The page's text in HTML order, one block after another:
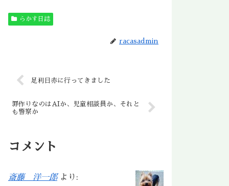
らかす日誌
racasadmin
足利日赤に行ってきました
罪作りなのはAIか、児童相談員か、それと
も警察か
コメント
斎藤 洋一郎 より: